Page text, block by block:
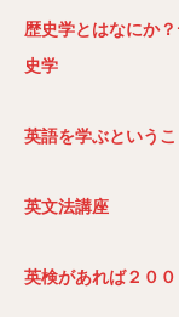
歴史学とはなにか
史学
英語を学ぶというこ
英文法講座
英検があれば２０